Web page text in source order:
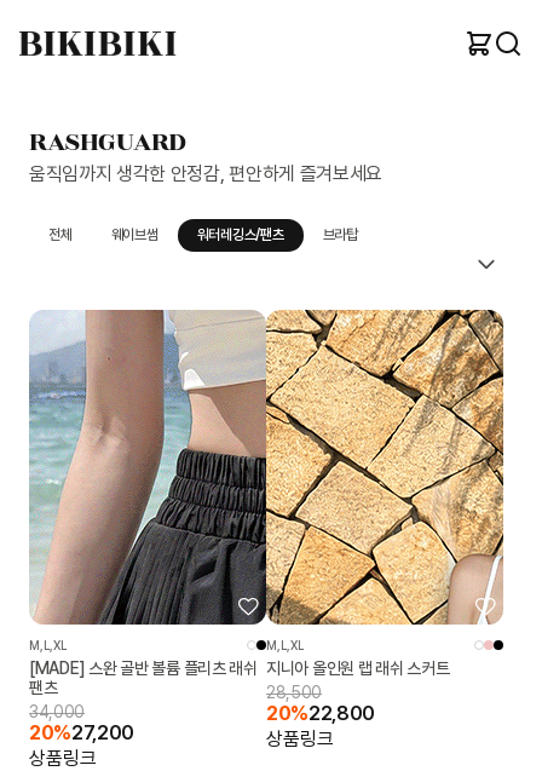
RASHGUARD
움직임까지 생각한 안정감, 편안하게 즐겨보세요
전체 웨이브썸 워터레깅스/팬츠 브라탑
M,L,XL
[MADE] 스완 골반 볼륨 플리츠 래쉬
팬츠
34,000
20%27,200
상품링크
M,L,XL
지니아 올인원 랩 래쉬 스커트
28,500
20%22,800
상품링크